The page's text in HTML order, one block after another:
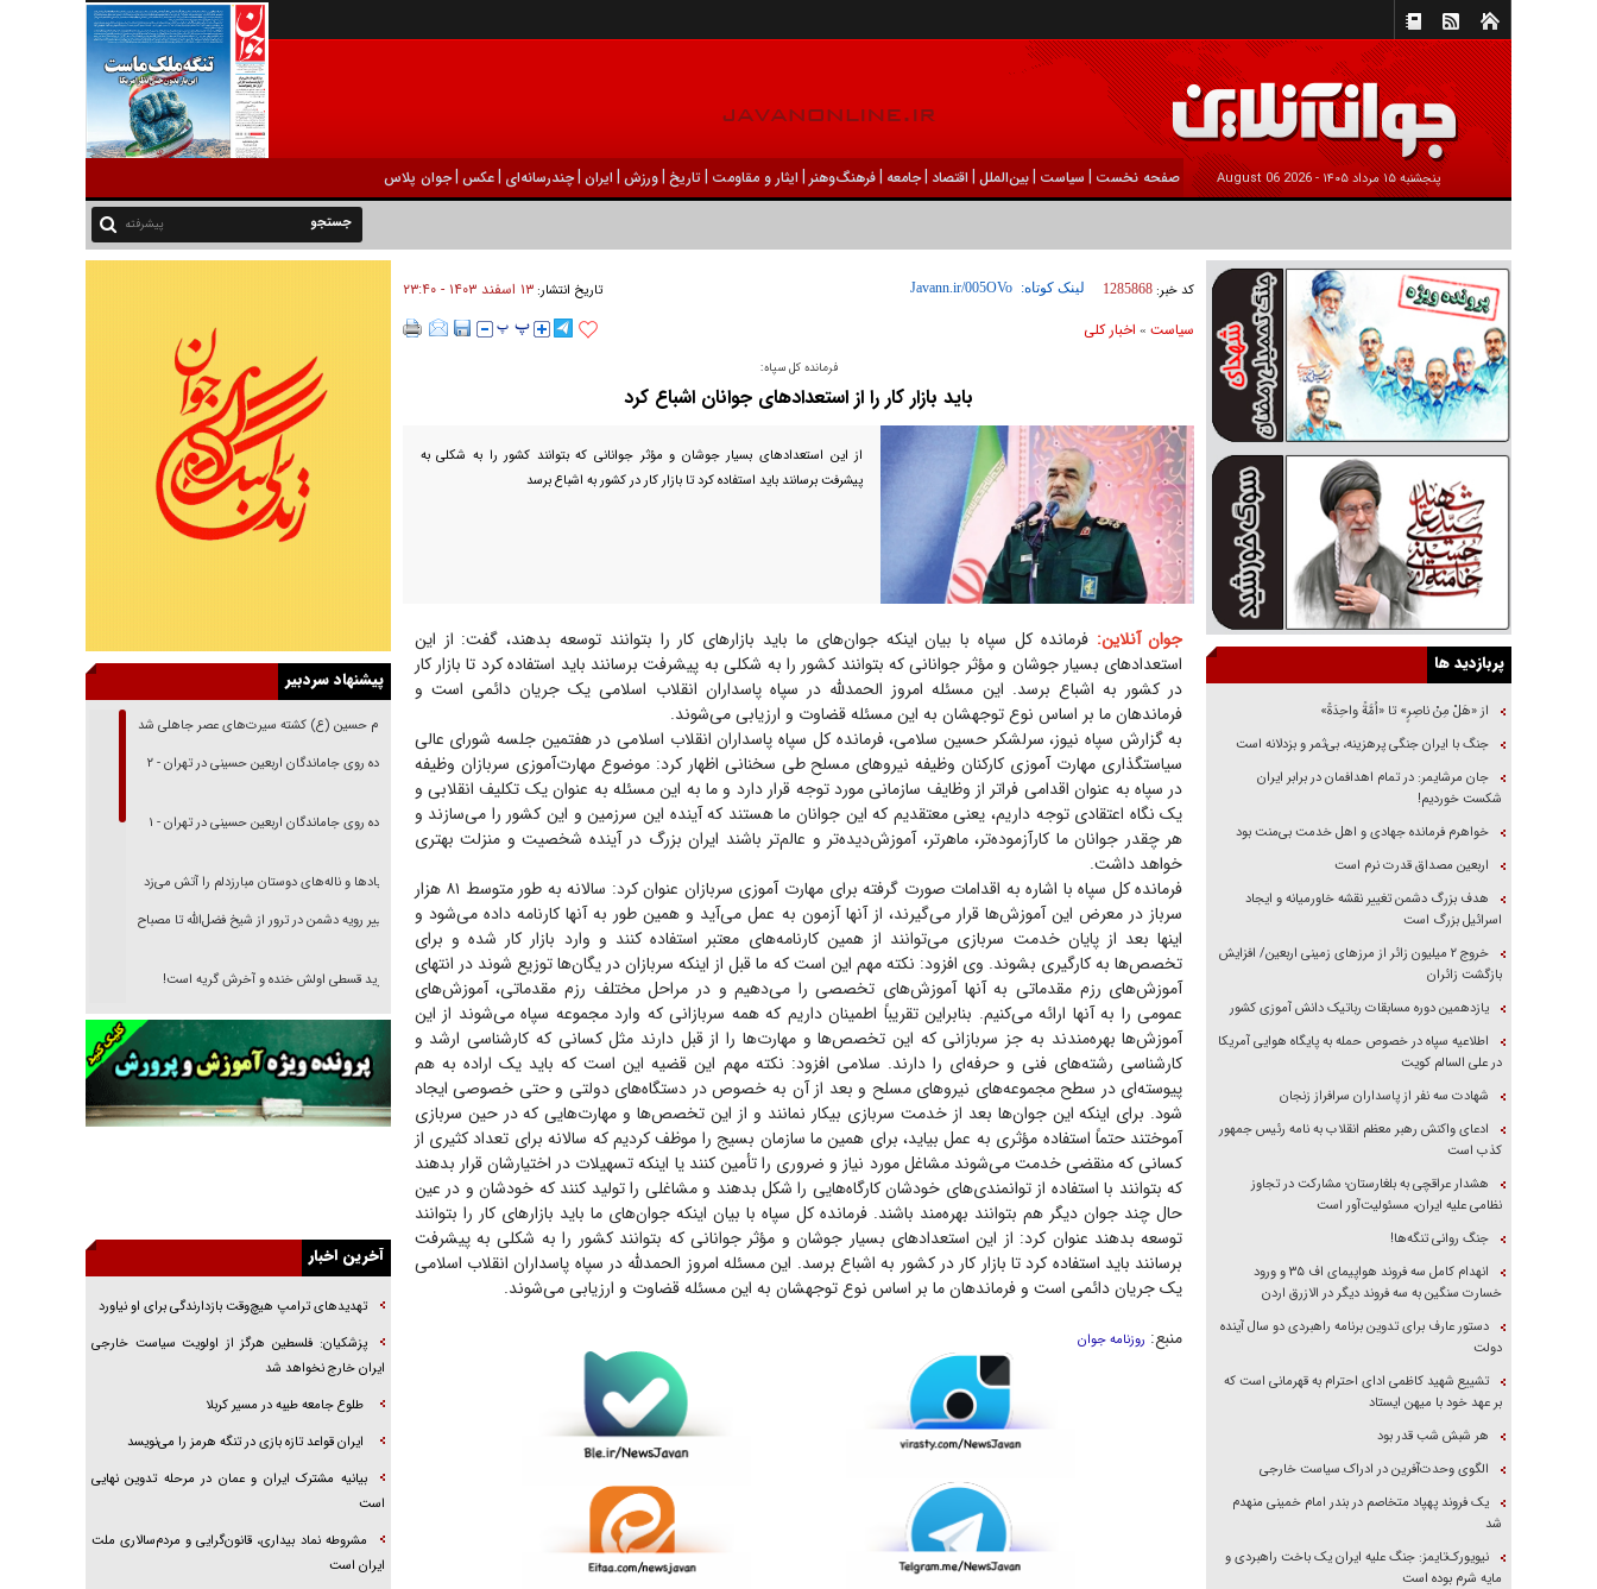
پنجشنبه ۱۵ مرداد ۱۴۰۵ - 2026 August 06 صفحه نخست | سیاست |بين‌الملل | اقتصاد |جامعه |فرهنگ‌و‌هنر | ایثار و مقاومت |تاریخ |ورزش | ايران |چندرسانه‌ای |عکس |جوان پلاس
پیشرفته
کد خبر: 1285868 لینک کوتاه: تاریخ انتشار:۱۳ اسفند ۱۴۰۳ - ۲۳:۴۰
سیاست» اخبار کلی
فرمانده کل سپاه:
باید بازار کار را از استعداد‌های جوانان اشباع کرد
از این استعداد‌های بسیار جوشان و مؤثر جوانانی که بتوانند کشور را به شکلی به
پیشرفت برسانند باید استفاده کرد تا بازار کار در کشور به اشباع برسد
جوان آنلاین: فرمانده کل سپاه با بیان اینکه جوان‌های ما باید بازار‌های کار را بتوانند توسعه بدهند، گفت: از این
استعداد‌های بسیار جوشان و مؤثر جوانانی که بتوانند کشور را به شکلی به پیشرفت برسانند باید استفاده کرد تا بازار کار
در کشور به اشباع برسد. این مسئله امروز الحمدلله در سپاه پاسداران انقلاب اسلامی یک جریان دائمی است و
فرماندهان ما بر اساس نوع توجهشان به این مسئله قضاوت و ارزیابی می‌شوند.
به گزارش سپاه نیوز، سرلشکر حسین سلامی، فرمانده کل سپاه پاسداران انقلاب اسلامی در هفتمین جلسه شورای عالی
سیاستگذاری مهارت آموزی کارکنان وظیفه نیرو‌های مسلح طی سخنانی اظهار کرد: موضوع مهارت‌آموزی سربازان وظیفه
در سپاه به عنوان اقدامی فراتر از وظایف سازمانی مورد توجه قرار دارد و ما به این مسئله به عنوان یک تکلیف انقلابی و
یک نگاه اعتقادی توجه داریم، یعنی معتقدیم که این جوانان ما هستند که آینده این سرزمین و این کشور را می‌سازند و
هر چقدر جوانان ما کارآزموده‌تر، ماهرتر، آموزش‌دیده‌تر و عالم‌تر باشند ایران بزرگ در آینده شخصیت و منزلت بهتری
خواهد داشت.
فرمانده کل سپاه با اشاره به اقدامات صورت گرفته برای مهارت آموزی سربازان عنوان کرد: سالانه به طور متوسط ۸۱ هزار
سرباز در معرض این آموزش‌ها قرار می‌گیرند، از آنها آزمون به عمل می‌آید و همین طور به آنها کارنامه داده می‌شود و
اینها بعد از پایان خدمت سربازی می‌توانند از همین کارنامه‌های معتبر استفاده کنند و وارد بازار کار شده و برای
تخصص‌ها به کارگیری بشوند. وی افزود: نکته مهم این است که ما قبل از اینکه سربازان در یگان‌ها توزیع شوند در انتهای
آموزش‌های رزم مقدماتی به آنها آموزش‌های تخصصی را می‌دهیم و در مراحل مختلف رزم مقدماتی، آموزش‌های
عمومی را به آنها ارائه می‌کنیم. بنابراین تقریباً اطمینان داریم که همه سربازانی که وارد مجموعه سپاه می‌شوند از این
آموزش‌ها بهره‌مندند به جز سربازانی که این تخصص‌ها و مهارت‌ها را از قبل دارند مثل کسانی که کارشناسی ارشد و
کارشناسی رشته‌های فنی و حرفه‌ای را دارند. سلامی افزود: نکته مهم این قضیه این است که باید یک اراده به هم
پیوسته‌ای در سطح مجموعه‌های نیرو‌های مسلح و بعد از آن به خصوص در دستگاه‌های دولتی و حتی خصوصی ایجاد
شود. برای اینکه این جوان‌ها بعد از خدمت سربازی بیکار نمانند و از این تخصص‌ها و مهارت‌هایی که در حین سربازی
آموختند حتماً استفاده مؤثری به عمل بیاید، برای همین ما سازمان بسیج را موظف کردیم که سالانه برای تعداد کثیری از
کسانی که منقضی خدمت می‌شوند مشاغل مورد نیاز و ضروری را تأمین کنند یا اینکه تسهیلات در اختیارشان قرار بدهند
که بتوانند با استفاده از توانمندی‌های خودشان کارگاه‌هایی را شکل بدهند و مشاغلی را تولید کنند که خودشان و در عین
حال چند جوان دیگر هم بتوانند بهره‌مند باشند. فرمانده کل سپاه با بیان اینکه جوان‌های ما باید بازار‌های کار را بتوانند
توسعه بدهند عنوان کرد: از این استعداد‌های بسیار جوشان و مؤثر جوانانی که بتوانند کشور را به شکلی به پیشرفت
برسانند باید استفاده کرد تا بازار کار در کشور به اشباع برسد. این مسئله امروز الحمدلله در سپاه پاسداران انقلاب اسلامی
یک جریان دائمی است و فرماندهان ما بر اساس نوع توجهشان به این مسئله قضاوت و ارزیابی می‌شوند.
منبع: روزنامه جوان
پربازدید ها
از «هَلْ مِنْ ناصِرٍ» تا «اُمَّةً واحِدَةً»
جنگ با ایران جنگی پرهزینه، بی‌ثمر و بزدلانه است
جان مرشایمر: در تمام اهدافمان در برابر ایران
شکست خوردیم!
خواهرم فرمانده جهادی و اهل خدمت بی‌منت بود
اربعین مصداق قدرت نرم است
هدف بزرگ دشمن تغییر نقشه خاورمیانه و ایجاد
اسرائیل بزرگ است
‌خروج ۲ میلیون زائر از مرز‌های زمینی اربعین/ افزایش
بازگشت زائران
یازدهمین دوره مسابقات رباتیک دانش آموزی کشور
اطلاعیه سپاه در خصوص حمله به پایگاه هوایی آمریکا
در علی السالم کویت
شهادت سه نفر از پاسداران سرافراز زنجان
ادعای واکنش رهبر معظم انقلاب به نامه رئیس جمهور
کذب است
هشدار عراقچی به بلغارستان؛ مشارکت در تجاوز
نظامی علیه ایران، مسئولیت‌آور است
جنگ روانی تنگه‌ها!
انهدام کامل سه فروند هواپیمای اف ۳۵ و ورود
خسارت سنگین به سه فروند دیگر در الازرق اردن
دستور عارف برای تدوین برنامه راهبردی دو سال آینده
دولت
تشییع شهید کاظمی ادای احترام به قهرمانی است که
بر عهد خود با میهن ایستاد
هر شبش شب قدر بود
الگوی وحدت‌آفرین در ادراک سیاست خارجی
یک فروند پهپاد متخاصم در بندر امام خمینی منهدم
شد
نیویورک‌تایمز: جنگ علیه ایران یک باخت راهبردی و
مایه شرم بوده است
پیشنهاد سردبیر
امام حسین (ع) کشته سیرت‌های عصر جاهلی شد
پیاده روی جاماندگان اربعین حسینی در تهران - ۲
پیاده روی جاماندگان اربعین حسینی در تهران - ۱
فریاد‌ها و ناله‌های دوستان مبارزدلم را آتش می‌زد
تغییر رویه دشمن در ترور از شیخ فضل‌الله تا مصباح
خرید قسطی اولش خنده و آخرش گریه است!
فوتبال و آن «بالا»!
راهبرد غافلگیری با نسل جدید پهپاد‌ها
جنجال پزشکان تقلبی در صنعت زیبایی
یهودی‌ها در ادبیات داستانی اروپا؛ از شکسپیر تا
جزئیات شکنجه‌هایم فراتر از آن است که در بیان
بگنجد!
گزارش «جوان» از قوانین سخت‌گیرانه ۶ قاره در
برابر یورش به پاسگاه‌های پلیس
تحلیل ابعاد پیام رهبر انقلاب به حزب‌الله/ مقاومت
لبنان/ هر شبش شب قدر بود
آخرین اخبار
تهدید‌های ترامپ هیچ‌وقت بازدارندگی برای او نیاورد
پزشکیان: فلسطین هرگز از اولویت سیاست خارجی
ایران خارج نخواهد شد
طلوع جامعه طیبه در مسیر کربلا
ایران قواعد تازه بازی در تنگه هرمز را می‌نویسد
بیانیه مشترک ایران و عمان در مرحله تدوین نهایی
است
مشروطه نماد بیداری، قانون‌گرایی و مردم‌سالاری ملت
ایران است